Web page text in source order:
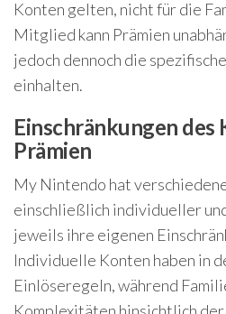
Konten gelten, nicht für die
Mitglied kann Prämien
jedoch dennoch die
einhalten.
Einschränkungen des
Prämien
My Nintendo hat
einschließlich individueller
jeweils ihre eigenen
Individuelle Konten haben in
Einlöseregeln, während